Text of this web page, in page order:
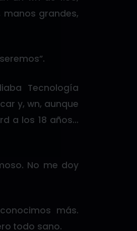
manos grandes,
Tecnología
y, wn, aunque
a los 18 años…
No me doy
más.
todo sano.